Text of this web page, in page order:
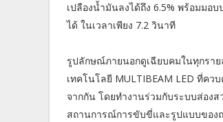
เปลืองน้ำมันลงได้ถึง 6.5% พร้อมมอ
ได้ ในเวลาเพียง 7.2 วินาที
รูปลักษณ์ภายนอกดูเฉียบคมในทุกรา
เทคโนโลยี MULTIBEAM LED ที่ค
จากกัน โดยทำงานร่วมกับระบบส่องส
สถานการณ์การขับขี่และรูปแบบของ